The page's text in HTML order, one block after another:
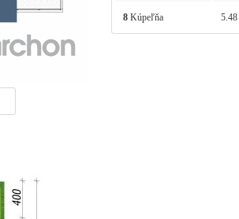
8Kúpeľňa 5.48